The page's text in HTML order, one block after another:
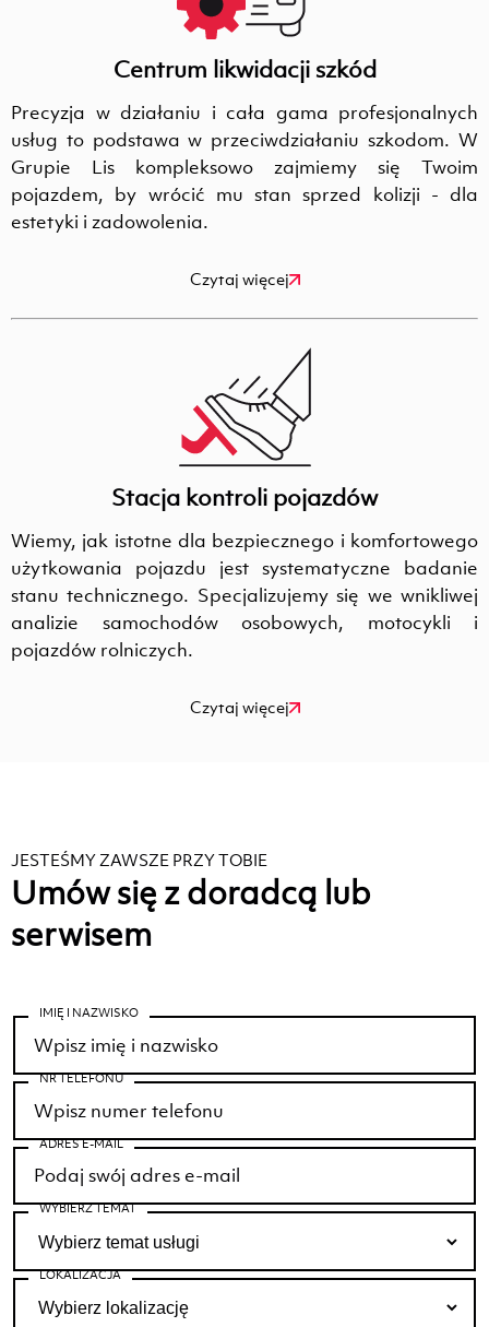
Centrum likwidacji szkód
Precyzja w działaniu i cała gama profesjonalnych
usług to podstawa w przeciwdziałaniu szkodom. W
Grupie Lis kompleksowo zajmiemy się Twoim
pojazdem, by wrócić mu stan sprzed kolizji - dla
estetyki i zadowolenia.
Czytaj więcej
Stacja kontroli pojazdów
Wiemy, jak istotne dla bezpiecznego i komfortowego
użytkowania pojazdu jest systematyczne badanie
stanu technicznego. Specjalizujemy się we wnikliwej
analizie samochodów osobowych, motocykli i
pojazdów rolniczych.
Czytaj więcej
JESTEŚMY ZAWSZE PRZY TOBIE
Umów się z doradcą lub
serwisem
IMIĘ I NAZWISKO
NR TELEFONU
ADRES E-MAIL
WYBIERZ TEMAT
LOKALIZACJA